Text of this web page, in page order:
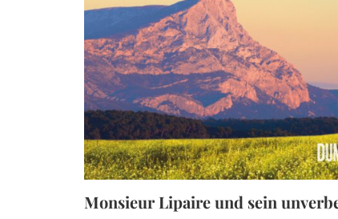
Monsieur Lipaire und sein